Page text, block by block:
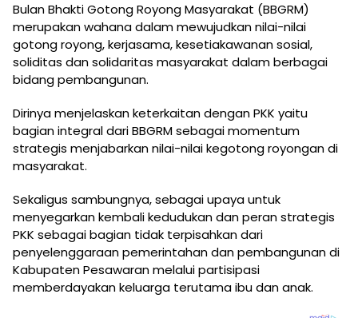
Bulan Bhakti Gotong Royong Masyarakat (BBGRM)
merupakan wahana dalam mewujudkan nilai-nilai
gotong royong, kerjasama, kesetiakawanan sosial,
soliditas dan solidaritas masyarakat dalam berbagai
bidang pembangunan.
Dirinya menjelaskan keterkaitan dengan PKK yaitu
bagian integral dari BBGRM sebagai momentum
strategis menjabarkan nilai-nilai kegotong royongan di
masyarakat.
Sekaligus sambungnya, sebagai upaya untuk
menyegarkan kembali kedudukan dan peran strategis
PKK sebagai bagian tidak terpisahkan dari
penyelenggaraan pemerintahan dan pembangunan di
Kabupaten Pesawaran melalui partisipasi
memberdayakan keluarga terutama ibu dan anak.